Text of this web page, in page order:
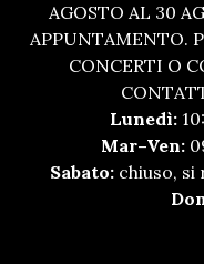
AGOSTO AL 30
APPUNTAMENTO.
CONCERTI O
Lunedì:
Mar–Ven:
Sabato: chiuso, si